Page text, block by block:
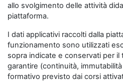
allo svolgimento delle attività
piattaforma.
I dati applicativi raccolti dalla
funzionamento sono utilizzati
sopra indicate e conservati per
garantire (continuità,
formativo previsto dai corsi